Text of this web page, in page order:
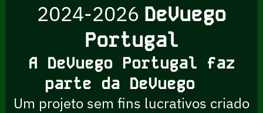
2024-2026 DeVuego
Portugal
A DeVuego Portugal faz
parte da DeVuego
Um projeto sem fins lucrativos criado